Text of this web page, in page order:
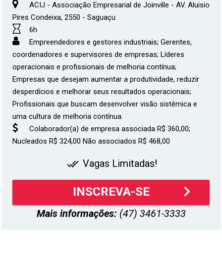
ACIJ - Associação Empresarial de Joinville - AV. Aluisio
Pires Condeixa, 2550 - Saguaçu
6h
Empreendedores e gestores industriais; Gerentes,
coordenadores e supervisores de empresas; Líderes
operacionais e profissionais de melhoria contínua;
Empresas que desejam aumentar a produtividade, reduzir
desperdícios e melhorar seus resultados operacionais;
Profissionais que buscam desenvolver visão sistêmica e
uma cultura de melhoria contínua.
Colaborador(a) de empresa associada R$ 360,00;
Nucleados R$ 324,00 Não associados R$ 468,00
done_all Vagas Limitadas!
INSCREVA-SE keyboard_arrow_right
Mais informações: (47) 3461-3333